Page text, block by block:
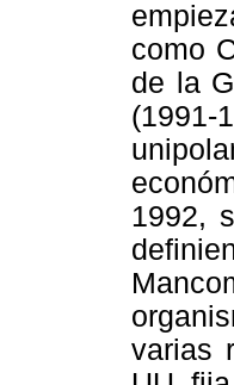
como
de la
1992,
varias